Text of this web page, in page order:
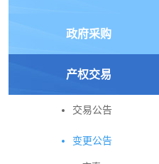
政府采购
产权交易
交易公告
变更公告